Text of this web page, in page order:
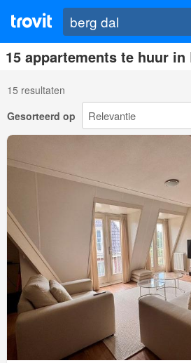
15 appartements te huur in
15 resultaten
Gesorteerd op